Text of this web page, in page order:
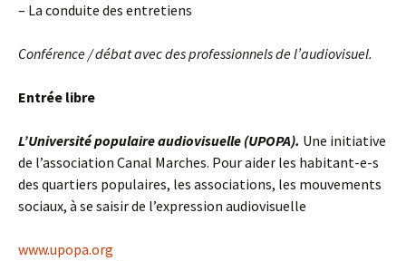
– La conduite des entretiens
Conférence / débat avec des professionnels de l’audiovisuel.
Entrée libre
L’Université populaire audiovisuelle (UPOPA). Une initiative
de l’association Canal Marches. Pour aider les habitant-e-s
des quartiers populaires, les associations, les mouvements
sociaux, à se saisir de l’expression audiovisuelle
www.upopa.org